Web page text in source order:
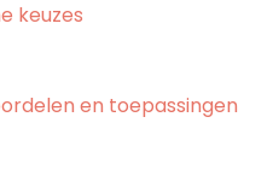
keuzes
en toepassingen